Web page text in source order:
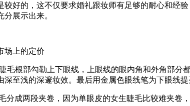
较好的，这不仅要求婚礼跟妆师有足够的耐心和经
展示出来。
场上的定价
毛根部勾勒上下眼线，上眼线的眼内角和外角部
至浅的深邃妆效。最后用金属色眼线笔为下眼线提
分成两段夹卷，因为单眼皮的女生睫毛比较难夹卷